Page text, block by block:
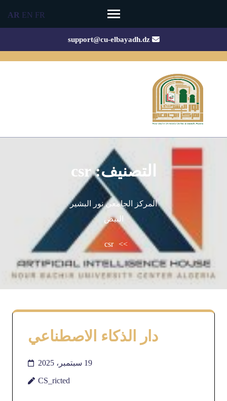
(Press
support@cu-elbayadh.dz
التصنيف:csr
المركز الجامعي نور البشير
البيض
>>
csr
دار الذكاء الاصطناعي
19 سبتمبر، 2025
CS_ricted
AR EN FR